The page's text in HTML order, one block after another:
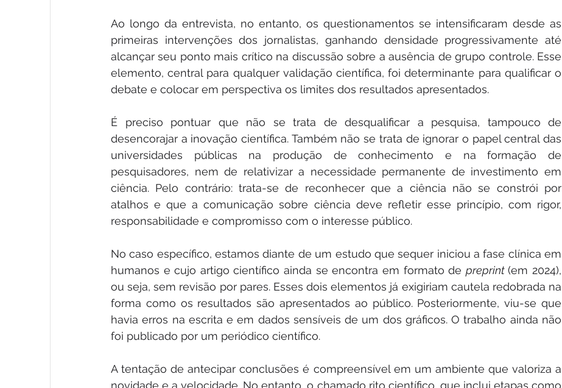
Ao longo da entrevista, no entanto, os questionamentos se intensificaram desde as
primeiras intervenções dos jornalistas, ganhando densidade progressivamente até
alcançar seu ponto mais crítico na discussão sobre a ausência de grupo controle. Esse
elemento, central para qualquer validação científica, foi determinante para qualificar o
debate e colocar em perspectiva os limites dos resultados apresentados.
É preciso pontuar que não se trata de desqualificar a pesquisa, tampouco de
desencorajar a inovação científica. Também não se trata de ignorar o papel central das
universidades públicas na produção de conhecimento e na formação de
pesquisadores, nem de relativizar a necessidade permanente de investimento em
ciência. Pelo contrário: trata-se de reconhecer que a ciência não se constrói por
atalhos e que a comunicação sobre ciência deve refletir esse princípio, com rigor,
responsabilidade e compromisso com o interesse público.
No caso específico, estamos diante de um estudo que sequer iniciou a fase clínica em
humanos e cujo artigo científico ainda se encontra em formato de preprint (em 2024),
ou seja, sem revisão por pares. Esses dois elementos já exigiriam cautela redobrada na
forma como os resultados são apresentados ao público. Posteriormente, viu-se que
havia erros na escrita e em dados sensíveis de um dos gráficos. O trabalho ainda não
foi publicado por um periódico científico.
A tentação de antecipar conclusões é compreensível em um ambiente que valoriza a
novidade e a velocidade. No entanto, o chamado rito científico, que inclui etapas como